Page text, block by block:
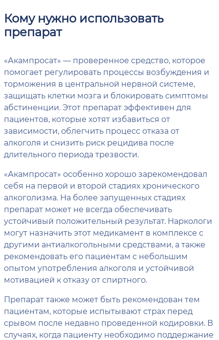
Кому нужно использовать
препарат
«Акампросат» — проверенное средство, которое
помогает регулировать процессы возбуждения и
торможения в центральной нервной системе,
защищать клетки мозга и блокировать симптомы
абстиненции. Этот препарат эффективен для
пациентов, которые хотят избавиться от
зависимости, облегчить процесс отказа от
алкоголя и снизить риск рецидива после
длительного периода трезвости.
«Акампросат» особенно хорошо зарекомендовал
себя на первой и второй стадиях хронического
алкоголизма. На более запущенных стадиях
препарат может не всегда обеспечивать
устойчивый положительный результат. Наркологи
могут назначить этот медикамент в комплексе с
другими антиалкогольными средствами, а также
рекомендовать его пациентам с небольшим
опытом употребления алкоголя и устойчивой
мотивацией к отказу от спиртного.
Препарат также может быть рекомендован тем
пациентам, которые испытывают страх перед
срывом после недавно проведенной кодировки. В
случаях, когда пациенту необходимо поддержание